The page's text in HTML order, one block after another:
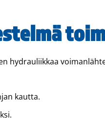
hydrauliikkaa
kautta.